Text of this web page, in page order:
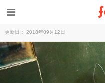
更新日： 2018年09月12日